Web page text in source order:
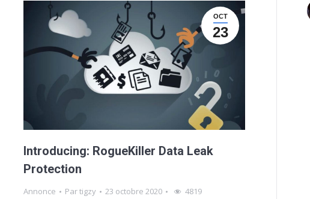
OCT
23
Introducing: RogueKiller Data Leak
Protection
Annonce Partigzy 23 octobre 2020 4819